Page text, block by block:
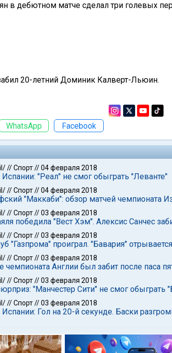
в дебютном матче сделал три голевых
20-летний Доминик Калверт-Льюин.
WhatsApp Facebook
//Спорт//04 февраля 2018
"Реал" не смог обыграть "Леванте"
//Спорт//04 февраля 2018
"Маккаби": обзор матчей чемпионата
//Спорт//03 февраля 2018
победила "Вест Хэм". Алексис Санчес
//Спорт//03 февраля 2018
"Газпрома" проиграл. "Бавария"
//Спорт//03 февраля 2018
чемпионата Англии был забит после паса
//Спорт//03 февраля 2018
"Манчестер Сити" не смог обыграть
//Спорт//03 февраля 2018
Гол на 20-й секунде. Баски